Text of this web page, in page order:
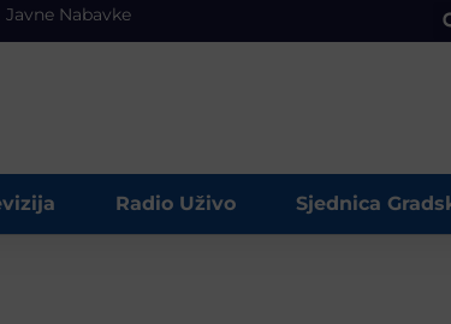
Javne Nabavke
Radio Uživo Sjednica